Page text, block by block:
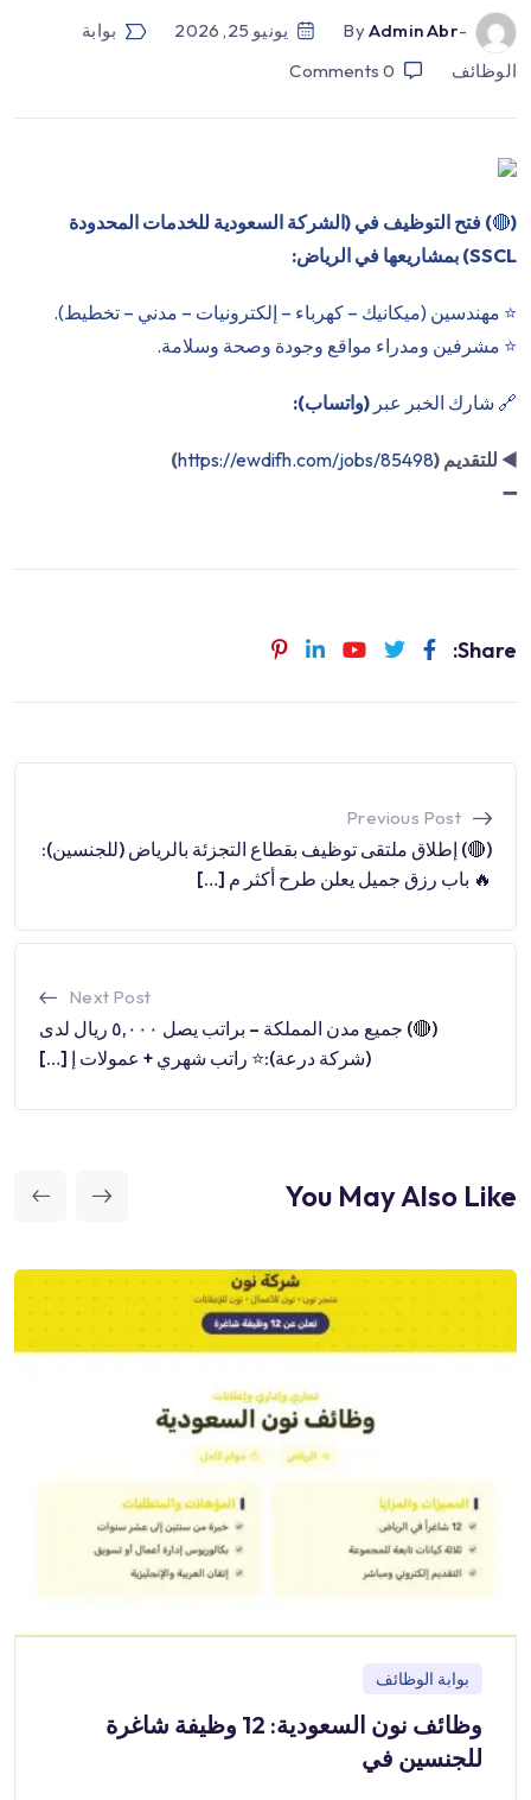
-by
Admin Abr يونيو 25, 2026
بوابة
الوظائف
0
Comments
(
🔴) فتح التوظيف في (الشركة السعودية للخدمات المحدودة
SSCL) بمشاريعها في الرياض:
⭐️ مهندسين (ميكانيك – كهرباء – إلكترونيات – مدني – تخطيط).
⭐️ مشرفين ومدراء مواقع وجودة وصحة وسلامة.
🔗 شارك الخبر عبر (واتساب):
◀️ للتقديم (https://ewdifh.com/jobs/85498
)
➖
Share:
Previous Post
(🔴) إطلاق ملتقى توظيف بقطاع التجزئة بالرياض (للجنسين):
🔥 باب رزق جميل يعلن طرح أكثر م […]
Next Post
(🔴) جميع مدن المملكة – براتب يصل ٥,٠٠٠ ريال لدى
(شركة درعة):⭐️ راتب شهري + عمولات إ […]
You May Also Like
بوابة الوظائف
وظائف نون السعودية: 12 وظيفة شاغرة
للجنسين في